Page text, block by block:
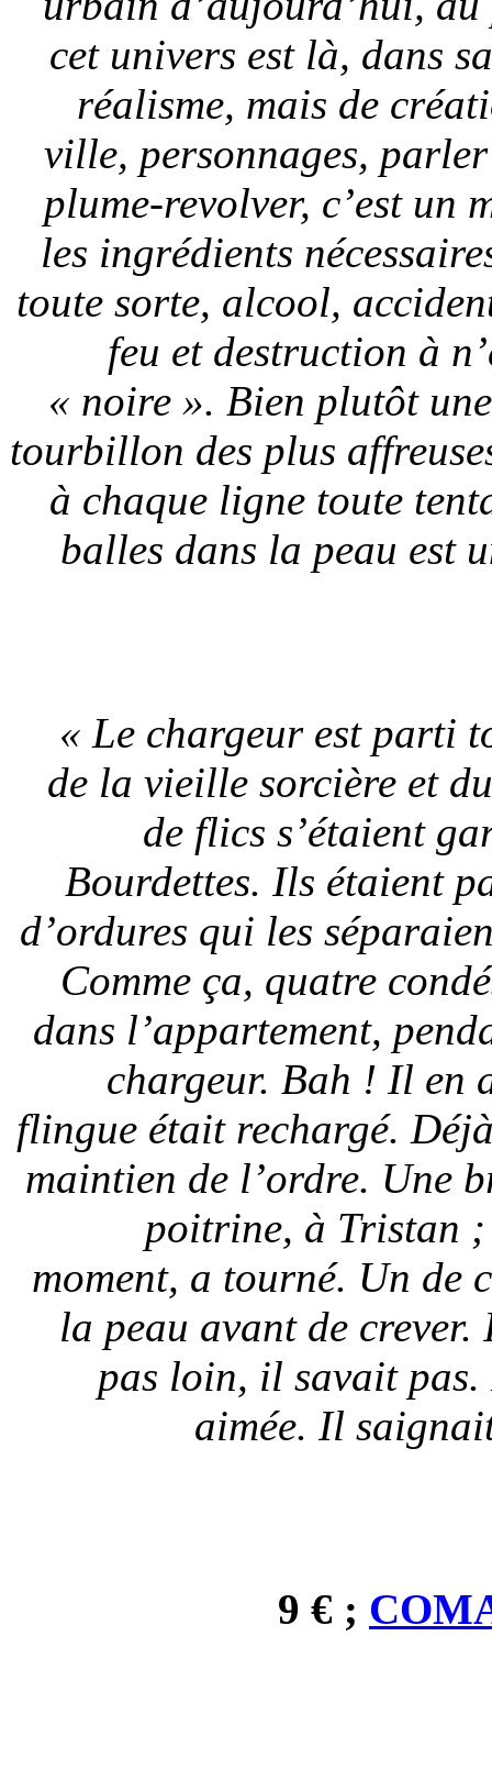
cet univers est là, dans
réalisme, mais de
ville, personnages,
plume-revolver, c’est un
les ingrédients
toute sorte, alcool,
feu et destruction à
« noire ». Bien plutôt
tourbillon des plus
à chaque ligne toute
balles dans la peau est
« Le chargeur est parti
de la vieille sorcière et
de flics s’étaient
Bourdettes. Ils étaient
d’ordures qui les
Comme ça, quatre
dans l’appartement,
chargeur. Bah ! Il en
flingue était rechargé.
maintien de l’ordre. Une
poitrine, à Tristan ;
moment, a tourné. Un de
la peau avant de
pas loin, il savait
aimée. Il
9 € ;